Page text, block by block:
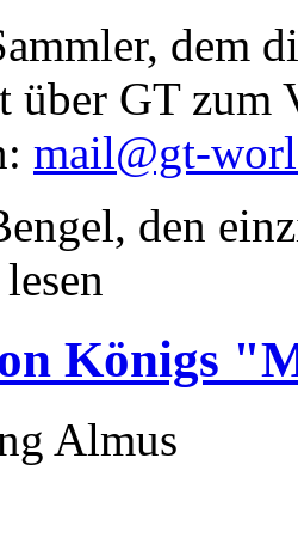
dem
über GT zum
mail@gt-
den
Königs
Almus